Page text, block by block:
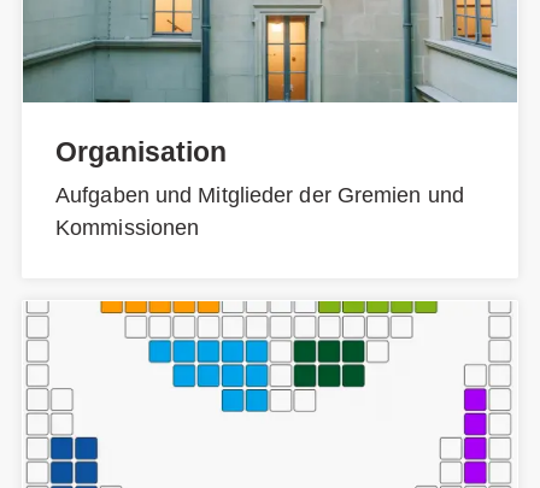
Organisation
Aufgaben und Mitglieder der Gremien und
Kommissionen